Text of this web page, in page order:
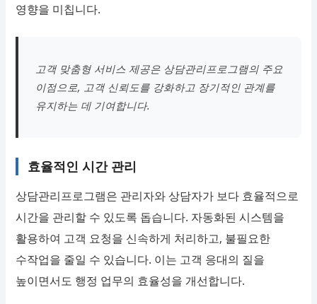
영향을 미칩니다.
고객 맞춤형 서비스 제공은 상담관리프로그램의 주요
이점으로, 고객 신뢰도를 강화하고 장기적인 관계를
유지하는 데 기여합니다.
효율적인 시간 관리
상담관리프로그램은 관리자와 상담자가 보다 효율적으로
시간을 관리할 수 있도록 돕습니다. 자동화된 시스템을
활용하여 고객 요청을 신속하게 처리하고, 불필요한
수작업을 줄일 수 있습니다. 이는 고객 응대의 질을
높이면서도 행정 업무의 효율성을 개선합니다.